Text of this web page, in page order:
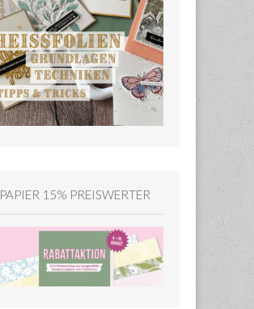
PAPIER 15% PREISWERTER